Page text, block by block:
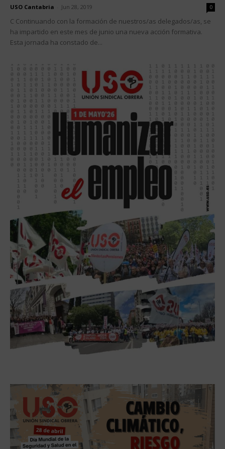
USO Cantabria Jun 28, 2019 0
C Continuando con la formación de nuestros/as delegados/as, se
ha impartido en este mes de junio una nueva acción formativa.
Esta jornada ha constado de...